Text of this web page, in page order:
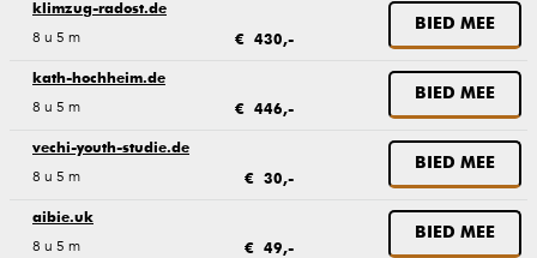
klimzug-radost.de
8 u 5 m € 430,-
BIED MEE
kath-hochheim.de
8 u 5 m € 446,-
BIED MEE
vechi-youth-studie.de
8 u 5 m € 30,-
BIED MEE
aibie.uk
8 u 5 m € 49,-
BIED MEE